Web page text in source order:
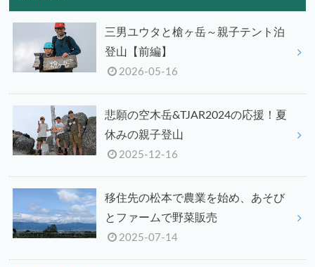
三男ユウタと槍ヶ岳～親子テント泊
登山【前編】
2026-05-16
悲願の空木岳&TJAR2024の応援！夏
休みの親子登山
2025-12-16
移住先の松本で農業を始め、あそび
とファームで野菜販売
2025-07-14